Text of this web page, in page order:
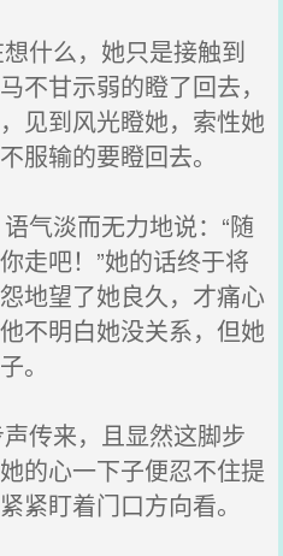
什么，她只是接触到
不甘示弱的瞪了回去，
见到风光瞪她，索性她
服输的要瞪回去。
气淡而无力地说：“随
走吧！”她的话终于将
地望了她良久，才痛心
不明白她没关系，但她
。
传来，且显然这脚步
的心一下子便忍不住提
紧盯着门口方向看。